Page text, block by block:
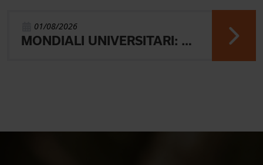
01/08/2026
MONDIALI UNIVERSITARI: MARIANI CHIUDE 4° NELLA MIDDLE